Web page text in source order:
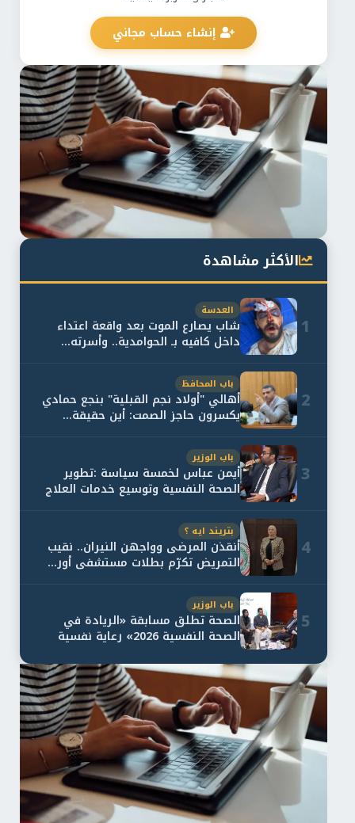
إنشاء حساب مجاني
الأكثر مشاهدة
1
العدسة
شاب يصارع الموت بعد واقعة اعتداء
داخل كافيه بـ الحوامدية.. وأسرته...
2
باب المحافظ
أهالي "أولاد نجم القبلية" بنجع حمادي
يكسرون حاجز الصمت: أين حقيقة...
3
باب الوزير
أيمن عباس لخمسة سياسة :تطوير
الصحة النفسية وتوسيع خدمات العلاج
4
بتريند ايه ؟
أنقذن المرضى وواجهن النيران.. نقيب
التمريض تكرّم بطلات مستشفى أور...
5
باب الوزير
الصحة تطلق مسابقة «الريادة في
الصحة النفسية 2026» رعاية نفسية